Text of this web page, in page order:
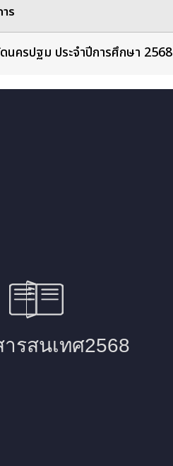
ร
ครปฐม ประจำปีการศึกษา 2568